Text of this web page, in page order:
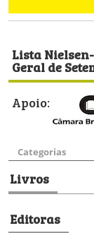
Lista
Geral de
Apoio:
Categorias
Livros
Editoras